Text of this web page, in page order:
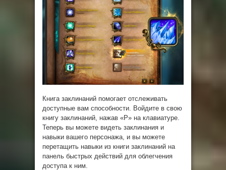
Книга заклинаний помогает отслеживать
доступные вам способности. Войдите в свою
книгу заклинаний, нажав «P» на клавиатуре.
Теперь вы можете видеть заклинания и
навыки вашего персонажа, и вы можете
перетащить навыки из книги заклинаний на
панель быстрых действий для облегчения
доступа к ним.